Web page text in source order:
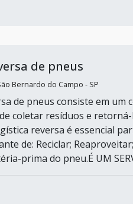
de pneus
Bernardo do Campo - SP
de pneus consiste em um
coletar resíduos e
reversa é essencial
de: Reciclar;
prima do pneu.É UM